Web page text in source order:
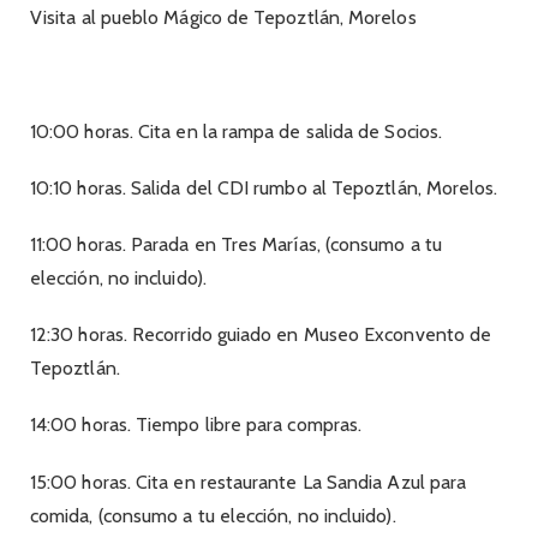
Visita al pueblo Mágico de Tepoztlán, Morelos
10:00 horas. Cita en la rampa de salida de Socios.
10:10 horas. Salida del CDI rumbo al Tepoztlán, Morelos.
11:00 horas. Parada en Tres Marías, (consumo a tu
elección, no incluido).
12:30 horas. Recorrido guiado en Museo Exconvento de
Tepoztlán.
14:00 horas. Tiempo libre para compras.
15:00 horas. Cita en restaurante La Sandia Azul para
comida, (consumo a tu elección, no incluido).